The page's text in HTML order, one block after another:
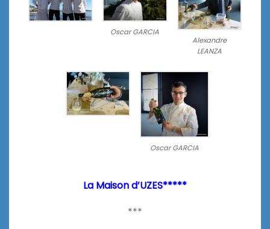
Oscar GARCIA
Alexandre
LEANZA
Oscar GARCIA
La Maison d’UZES*****
***